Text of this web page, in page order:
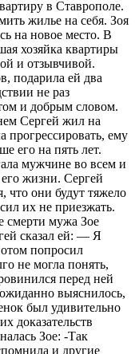
в Ставрополе.
жилье на себя. Зоя
на новое место. В
хозяйка квартиры
и отзывчивой.
подарила ей два
не раз
и добрым словом.
Сергей жил на
прогрессировать, ему
его на пять лет.
мужчине во всем и
его жизни. Сергей
что они будут тяжело
их не приезжать.
смерти мужа Зое
сказал ей: — Я
попросил
не могла понять,
перед ней
выяснилось,
был удивительно
доказательств
Зое: -Так
и другие